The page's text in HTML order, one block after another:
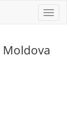
Toggle
Moldova